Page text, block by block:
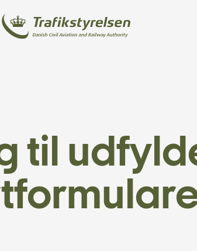
til